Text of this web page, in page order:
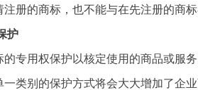
注册的商标，也不能与在先注册的商
护
的专用权保护以核定使用的商品或服
一类别的保护方式将会大大增加了企